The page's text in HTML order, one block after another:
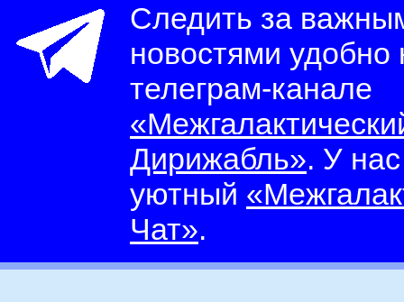
Следить за
новостями
телеграм-канале
Дирижабль». У
уютный
Чат».